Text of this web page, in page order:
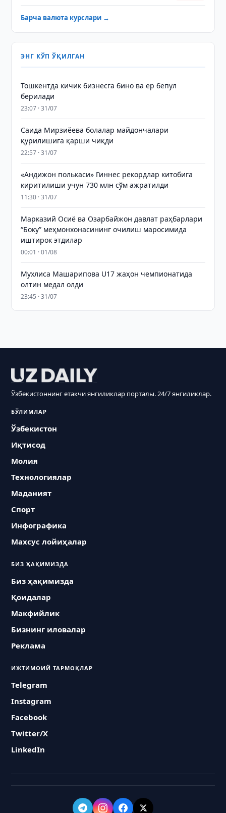
Барча валюта курслари →
ЭНГ КЎП ЎҚИЛГАН
Тошкентда кичик бизнесга бино ва ер бепул
берилади
23:07 · 31/07
Саида Мирзиёева болалар майдончалари
қурилишига қарши чиқди
22:57 · 31/07
«Андижон полькаси» Гиннес рекордлар китобига
киритилиши учун 730 млн сўм ажратилди
11:30 · 31/07
Марказий Осиё ва Озарбайжон давлат раҳбарлари
“Боку” меҳмонхонасининг очилиш маросимида
иштирок этдилар
00:01 · 01/08
Мухлиса Машарипова U17 жаҳон чемпионатида
олтин медал олди
23:45 · 31/07
Ўзбекистоннинг етакчи янгиликлар порталы. 24/7 янгиликлар.
БЎЛИМЛАР
Ўзбекистон
Иқтисод
Молия
Технологиялар
Маданият
Спорт
Инфографика
Махсус лойиҳалар
БИЗ ҲАҚИМИЗДА
Биз ҳақимизда
Қоидалар
Макфийлик
Бизнинг иловалар
Реклама
ИЖТИМОИЙ ТАРМОҚЛАР
Telegram
Instagram
Facebook
Twitter/X
LinkedIn